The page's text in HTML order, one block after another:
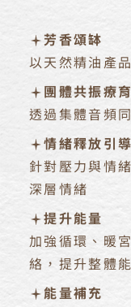
芳香頌缽
以天然精油產
團體共振療
透過集體音頻
情緒釋放引導
針對壓力與情
深層情緒
提升能量
加強循環、暖
絡，提升整體
能量補充